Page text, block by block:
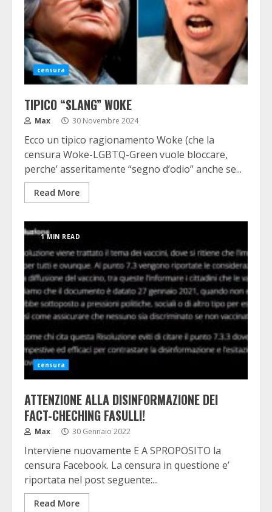
censura
TIPICO “SLANG” WOKE
Max 30 Novembre 2024
Ecco un tipico ragionamento Woke (che la
censura Woke-LGBTQ-Green vuole bloccare,
perche’ asseritamente “segno d’odio” anche se...
Read More
1 MIN READ
censura
ATTENZIONE ALLA DISINFORMAZIONE DEI
FACT-CHECHING FASULLI!
Max 30 Gennaio 2022
Interviene nuovamente E A SPROPOSITO la
censura Facebook. La censura in questione e’
riportata nel post seguente:...
Read More